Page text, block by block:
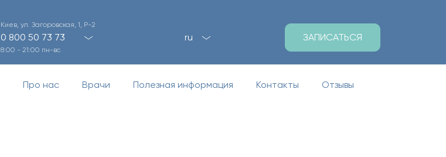
Киев, ул. Загоровская, 1, Р-2
0 800 50 73 73
8:00 - 21:00 пн-вс
ru ЗАПИСАТЬСЯ
Про нас Врачи Полезная информация Контакты Отзывы